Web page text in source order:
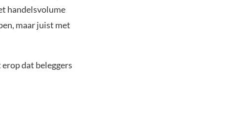
handelsvolume
maar juist met
dat beleggers